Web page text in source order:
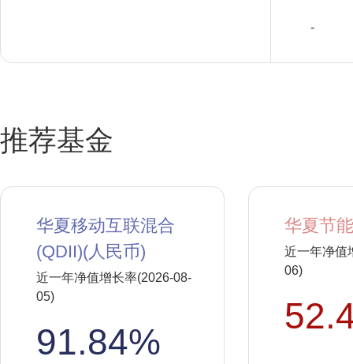
-
推荐基金
华夏移动互联混合
(QDII)(人民币)
近一年净值增长率(2026-08-
05)
91.84%
华夏节
近一年净值
06)